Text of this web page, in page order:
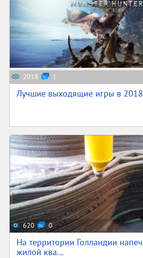
2018 1
Лучшие выходящие игры в 2018
620 0
На территории Голландии
жилой ква...